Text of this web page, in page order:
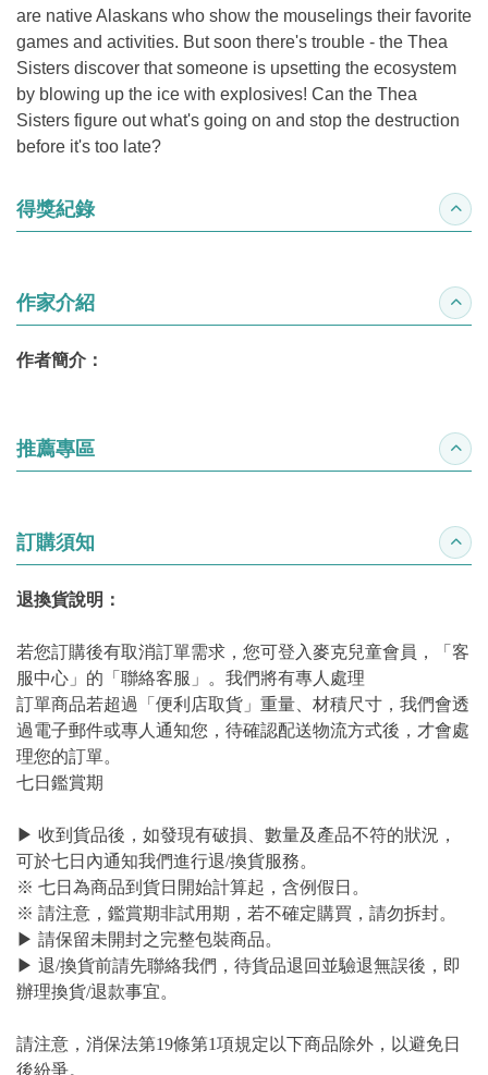
are native Alaskans who show the mouselings their favorite
games and activities. But soon there's trouble - the Thea
Sisters discover that someone is upsetting the ecosystem
by blowing up the ice with explosives! Can the Thea
Sisters figure out what's going on and stop the destruction
before it's too late?
得獎紀錄 收合
作家介紹 收合
作者簡介：
推薦專區 收合
訂購須知 收合
退換貨說明：
若您訂購後有取消訂單需求，您可登入麥克兒童會員，「客
服中心」的「聯絡客服」。我們將有專人處理
訂單商品若超過「便利店取貨」重量、材積尺寸，我們會透
過電子郵件或專人通知您，待確認配送物流方式後，才會處
理您的訂單。
七日鑑賞期
▶ 收到貨品後，如發現有破損、數量及產品不符的狀況，
可於七日內通知我們進行退/換貨服務。
※ 七日為商品到貨日開始計算起，含例假日。
※ 請注意，鑑賞期非試用期，若不確定購買，請勿拆封。
▶ 請保留未開封之完整包裝商品。
▶ 退/換貨前請先聯絡我們，待貨品退回並驗退無誤後，即
辦理換貨/退款事宜。
請注意，消保法第19條第1項規定以下商品除外，以避免日
後紛爭。